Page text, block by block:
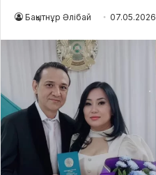
Бақытнұр Әлібай 07.05.2026